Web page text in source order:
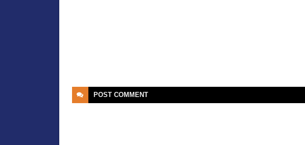
POST COMMENT